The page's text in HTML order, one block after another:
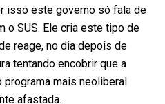
isso este governo só fala de
o SUS. Ele cria este tipo de
reage, no dia depois de
tentando encobrir que a
mais neoliberal
afastada.